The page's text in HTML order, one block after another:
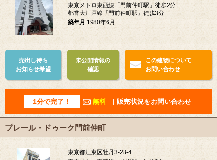
東京メトロ東西線「門前仲町駅」徒歩2分
都営大江戸線「門前仲町駅」徒歩3分
築年月 1980年6月
売出し待ち
お知らせ希望
未公開情報の
確認
この建物について
お問い合わせ
1分で完了！ 無料 | 販売状況をお問い合わせ
プレール・ドゥーク門前仲町
東京都江東区牡丹3-28-4